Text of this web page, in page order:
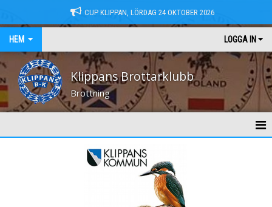
CUP KLIPPAN, LÖRDAG 24 OKTOBER 2026
HEM LOGGA IN
Klippans Brottarklubb
Brottning